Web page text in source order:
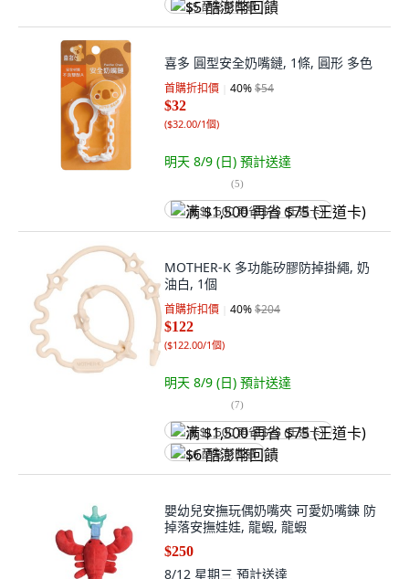
$5 酷澎幣回饋
喜多 圓型安全奶嘴鏈, 1條, 圓形 多色
首購折扣價 40%$54
$32
($32.00/1個)
明天 8/9 (日) 預計送達
(5)
满 $1,500 再省 $75 (王道卡)
MOTHER-K 多功能矽膠防掉掛繩, 奶
油白, 1個
首購折扣價 40%$204
$122
($122.00/1個)
明天 8/9 (日) 預計送達
(7)
满 $1,500 再省 $75 (王道卡)
$6 酷澎幣回饋
嬰幼兒安撫玩偶奶嘴夾 可愛奶嘴鍊 防
掉落安撫娃娃, 龍蝦, 龍蝦
$250
8/12 星期三 預計送達